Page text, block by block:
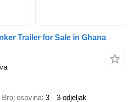
Trailer for Sale in Ghana
Broj osovina 3 3 odjeljak